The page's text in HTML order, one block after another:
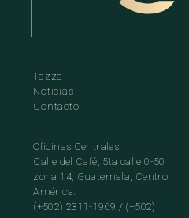
Tazza
Noticias
Contacto
Oficinas Centrales
Calle del Café, 5ta calle 0-50
zona 14, Guatemala, Centro
América.
(+502) 2311-1969 / (+502)